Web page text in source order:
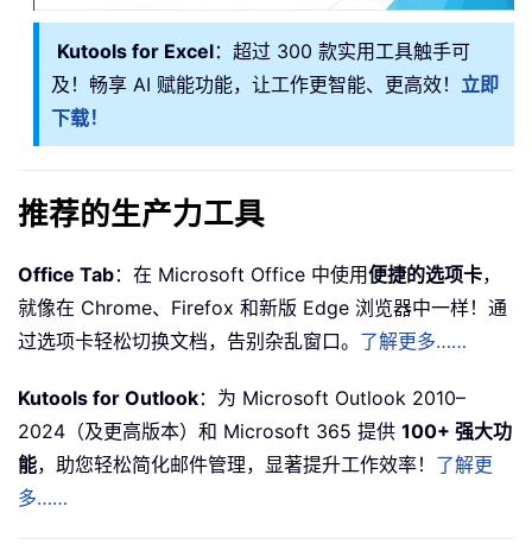
Kutools for Excel：超过 300 款实用工具触手可
及！畅享 AI 赋能功能，让工作更智能、更高效！ 立即
下载！
推荐的生产力工具
Office Tab：在 Microsoft Office 中使用便捷的选项卡，
就像在 Chrome、Firefox 和新版 Edge 浏览器中一样！通
过选项卡轻松切换文档，告别杂乱窗口。 了解更多……
Kutools for Outlook：为 Microsoft Outlook 2010–
2024（及更高版本）和 Microsoft 365 提供 100+ 强大功
能，助您轻松简化邮件管理，显著提升工作效率！ 了解更
多……